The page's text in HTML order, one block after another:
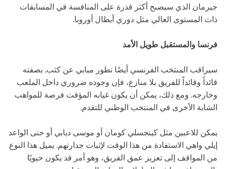
جيرمان الذي سيصبح أكثر قدرة على المنافسة في المسابقات
ذات المستوى العالي مثل دوري أبطال أوروبا.
فرنسا والمستقبل طويل الأمد
سيراقب المنتخب الفرنسي أيضًا تطور مبابي عن كثب. بصفته
قائداً وقائداً للفريق بلا منازع، فإن وجوده ضروري داخل الملعب
وخارجه. ومع ذلك، يمكن أن يكون غيابه المؤقت فرصة للمواهب
الشابة الأخرى في المنتخب الوطني للتقدم.
يمكن للاعبين مثل كينجسلي كومان أو موسى ديابي أو حتى الواعد
إيلي واهي الاستفادة من هذا الوقت لإثبات جدارتهم. يميل هذا النوع
من المواقف إلى تعزيز عمق الفريق، وهو أمر قد يكون حيويًا